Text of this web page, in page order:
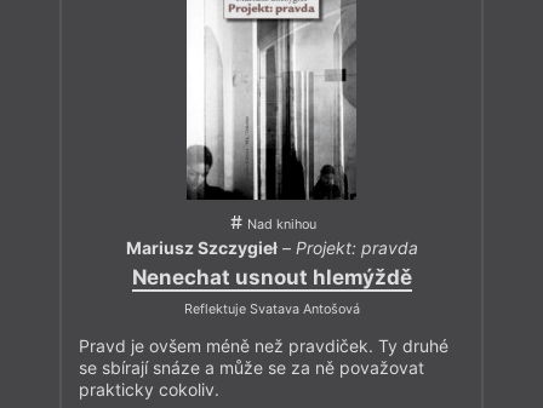
Nad knihou
Mariusz Szczygieł– Projekt: pravda
Nenechat usnout hlemýždě
Reflektuje Svatava Antošová
Pravd je ovšem méně než pravdiček. Ty druhé
se sbírají snáze a může se za ně považovat
prakticky cokoliv.